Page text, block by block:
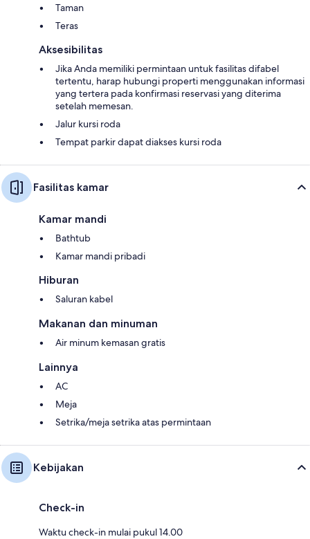
Taman
Teras
Aksesibilitas
Jika Anda memiliki permintaan untuk fasilitas difabel
tertentu, harap hubungi properti menggunakan informasi
yang tertera pada konfirmasi reservasi yang diterima
setelah memesan.
Jalur kursi roda
Tempat parkir dapat diakses kursi roda
Fasilitas kamar
Kamar mandi
Bathtub
Kamar mandi pribadi
Hiburan
Saluran kabel
Makanan dan minuman
Air minum kemasan gratis
Lainnya
AC
Meja
Setrika/meja setrika atas permintaan
Kebijakan
Check-in
Waktu check-in mulai pukul 14.00